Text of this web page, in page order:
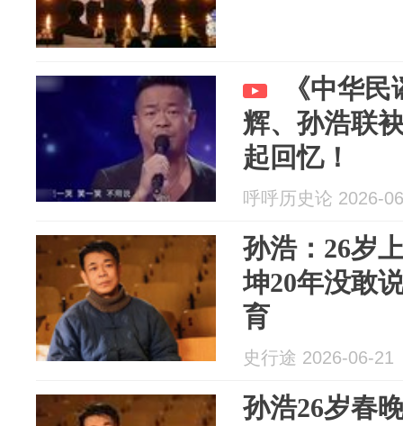
《中华
辉、孙浩联
起回忆！
呼呼历史论 2026-
孙浩：26岁
坤20年没敢
育
史行途 2026-06-21
孙浩26岁春